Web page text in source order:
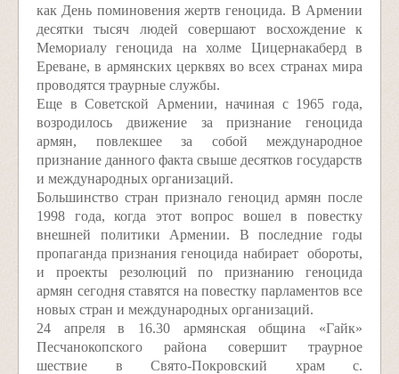
как День поминовения жертв геноцида. В Армении
десятки тысяч людей совершают восхождение к
Мемориалу геноцида на холме Цицернакаберд в
Ереване, в армянских церквях во всех странах мира
проводятся траурные службы.
Еще в Советской Армении, начиная с 1965 года,
возродилось движение за признание геноцида
армян, повлекшее за собой международное
признание данного факта свыше десятков государств
и международных организаций.
Большинство стран признало геноцид армян после
1998 года, когда этот вопрос вошел в повестку
внешней политики Армении. В последние годы
пропаганда признания геноцида набирает обороты,
и проекты резолюций по признанию геноцида
армян сегодня ставятся на повестку парламентов все
новых стран и международных организаций.
24 апреля в 16.30 армянская община «Гайк»
Песчанокопского района совершит траурное
шествие в Свято-Покровский храм с.